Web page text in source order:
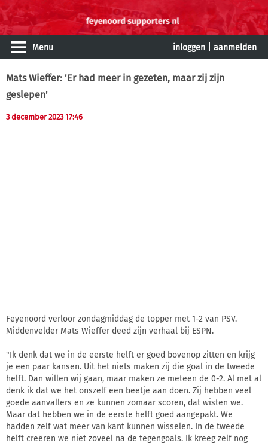
Menu inloggen aanmelden
Mats Wieffer: 'Er had meer in gezeten, maar zij zijn
geslepen'
3 december 2023 17:46
Feyenoord verloor zondagmiddag de topper met 1-2 van PSV.
Middenvelder Mats Wieffer deed zijn verhaal bij ESPN.
"Ik denk dat we in de eerste helft er goed bovenop zitten en krijg
je een paar kansen. Uit het niets maken zij die goal in de tweede
helft. Dan willen wij gaan, maar maken ze meteen de 0-2. Al met al
denk ik dat we het onszelf een beetje aan doen. Zij hebben veel
goede aanvallers en ze kunnen zomaar scoren, dat wisten we.
Maar dat hebben we in de eerste helft goed aangepakt. We
hadden zelf wat meer van kant kunnen wisselen. In de tweede
helft creëren we niet zoveel na de tegengoals. Ik kreeg zelf nog